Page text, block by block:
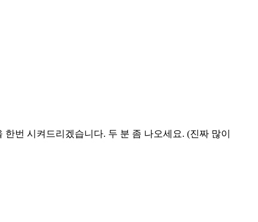
번 시켜드리겠습니다. 두 분 좀 나오세요. (진짜 많이